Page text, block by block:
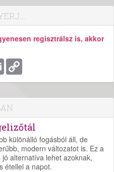
regisztrálsz is, akkor
Email
különálló fogásból áll, de
modern változatot is. Ez a
alternatíva lehet azoknak,
étellel a napot.